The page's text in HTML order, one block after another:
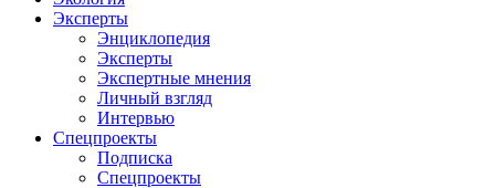
Эксперты
Энциклопедия
Эксперты
Экспертные мнения
Личный взгляд
Интервью
Спецпроекты
Подписка
Спецпроекты